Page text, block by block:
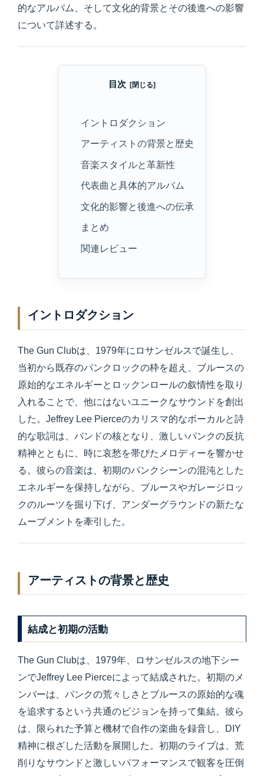
的なアルバム、そして文化的背景とその後進への影響
について詳述する。
目次
イントロダクション
アーティストの背景と歴史
音楽スタイルと革新性
代表曲と具体的アルバム
文化的影響と後進への伝承
まとめ
関連レビュー
イントロダクション
The Gun Clubは、1979年にロサンゼルスで誕生し、
当初から既存のパンクロックの枠を超え、ブルースの
原始的なエネルギーとロックンロールの叙情性を取り
入れることで、他にはないユニークなサウンドを創出
した。Jeffrey Lee Pierceのカリスマ的なボーカルと詩
的な歌詞は、バンドの核となり、激しいパンクの反抗
精神とともに、時に哀愁を帯びたメロディーを響かせ
る。彼らの音楽は、初期のパンクシーンの混沌とした
エネルギーを保持しながら、ブルースやガレージロッ
クのルーツを掘り下げ、アンダーグラウンドの新たな
ムーブメントを牽引した。
アーティストの背景と歴史
結成と初期の活動
The Gun Clubは、1979年、ロサンゼルスの地下シー
ンでJeffrey Lee Pierceによって結成された。初期のメ
ンバーは、パンクの荒々しさとブルースの原始的な魂
を追求するという共通のビジョンを持って集結。彼ら
は、限られた予算と機材で自作の楽曲を録音し、DIY
精神に根ざした活動を展開した。初期のライブは、荒
削りなサウンドと激しいパフォーマンスで観客を圧倒